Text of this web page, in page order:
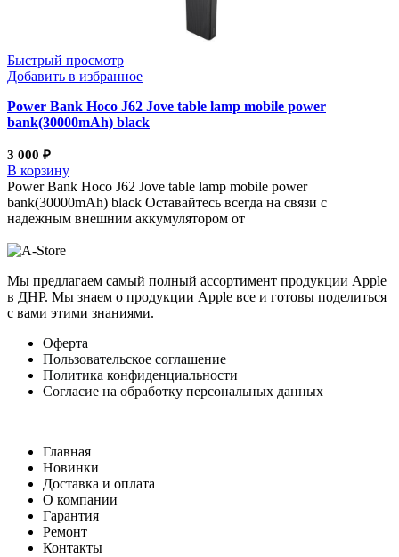
Быстрый просмотр
Добавить в избранное
Power Bank Hoco J62 Jove table lamp mobile power
bank(30000mAh) black
3 000 ₽
В корзину
Power Bank Hoco J62 Jove table lamp mobile power
bank(30000mAh) black Оставайтесь всегда на связи с
надежным внешним аккумулятором от
Мы предлагаем самый полный ассортимент продукции Apple
в ДНР. Мы знаем о продукции Apple все и готовы поделиться
с вами этими знаниями.
Оферта
Пользовательское соглашение
Политика конфиденциальности
Согласие на обработку персональных данных
Главная
Новинки
Доставка и оплата
О компании
Гарантия
Ремонт
Контакты